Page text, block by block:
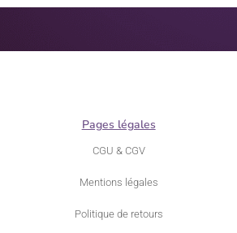
Pages légales
CGU & CGV
Mentions légales
Politique de retours